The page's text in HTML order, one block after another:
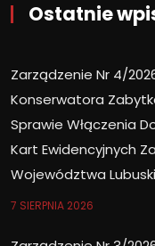
Ostatnie
Zarządzenie Nr 4/
Konserwatora
Sprawie Włączenia
Kart Ewidencyjnych
Województwa
7 SIERPNIA 2026